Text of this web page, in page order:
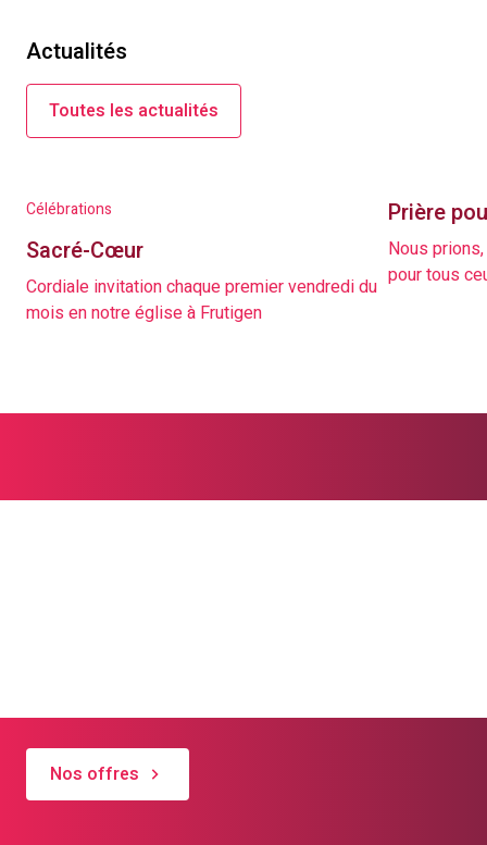
Actualités
Toutes les actualités
Célébrations
Sacré-Cœur
Cordiale invitation chaque premier vendredi du
mois en notre église à Frutigen
Prière
Nous
pour tous
Nos offres